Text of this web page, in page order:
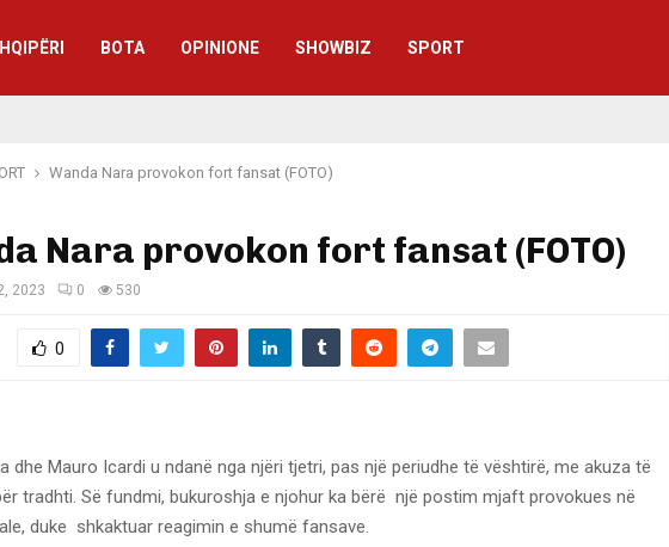
BOTA OPINIONE SHOWBIZ SPORT
Wanda Nara provokon fort fansat (FOTO)
Nara provokon fort fansat (FOTO)
2023 0 530
0
dhe Mauro Icardi u ndanë nga njëri tjetri, pas një periudhe të vështirë, me akuza të
tradhti. Së fundmi, bukuroshja e njohur ka bërë një postim mjaft provokues në
duke shkaktuar reagimin e shumë fansave.